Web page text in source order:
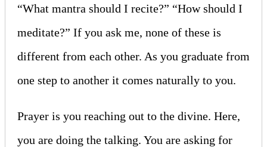
“What mantra should I recite?” “How should I
meditate?” If you ask me, none of these is
different from each other. As you graduate from
one step to another it comes naturally to you.
Prayer is you reaching out to the divine. Here,
you are doing the talking. You are asking for